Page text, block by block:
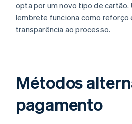
opta por um novo tipo de cartão.
lembrete funciona como reforço
transparência ao processo.
Métodos
pagamento